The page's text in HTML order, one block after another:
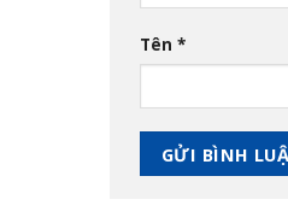
Tên *